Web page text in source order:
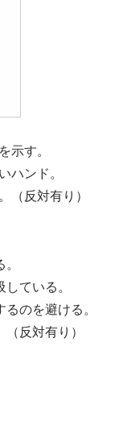
示す。
ハンド。
（反対有り）
ている。
のを避ける。
反対有り）